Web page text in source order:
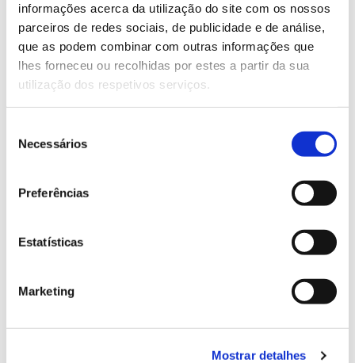
informações acerca da utilização do site com os nossos
parceiros de redes sociais, de publicidade e de análise,
que as podem combinar com outras informações que
lhes forneceu ou recolhidas por estes a partir da sua
utilização dos respetivos serviços.
Necessários
Preferências
Estatísticas
Marketing
Mostrar detalhes
13.07.2026
Genoma do priolo e de outras espécies em risco:
conhecer para conservar
02.07.2026
Registar galhas de Trichi em acácia-das-espigas:
cidadãos chamados a ajudar
no verão 2026